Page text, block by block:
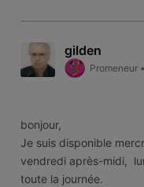
gilden
Promeneur •
bonjour,
Je suis disponible
vendredi après-midi,
toute la journée.